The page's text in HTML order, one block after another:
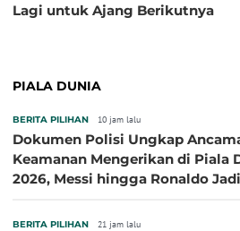
Lagi untuk Ajang Berikutnya
PIALA DUNIA
BERITA PILIHAN 10 jam lalu
Dokumen Polisi Ungkap
Keamanan Mengerikan di Piala
2026, Messi hingga Ronaldo Jadi
BERITA PILIHAN 21 jam lalu